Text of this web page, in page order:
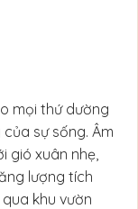
mọi thứ dường
sự sống. Âm
gió xuân nhẹ,
lượng tích
khu vườn